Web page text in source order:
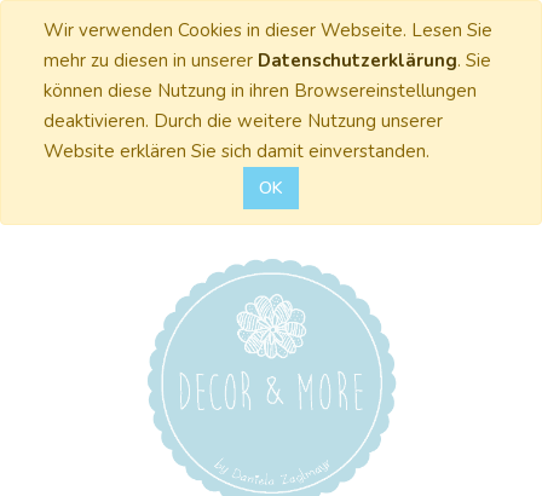
Wir verwenden Cookies in dieser Webseite. Lesen Sie
mehr zu diesen in unserer Datenschutzerklärung. Sie
können diese Nutzung in ihren Browsereinstellungen
deaktivieren. Durch die weitere Nutzung unserer
Website erklären Sie sich damit einverstanden.
OK